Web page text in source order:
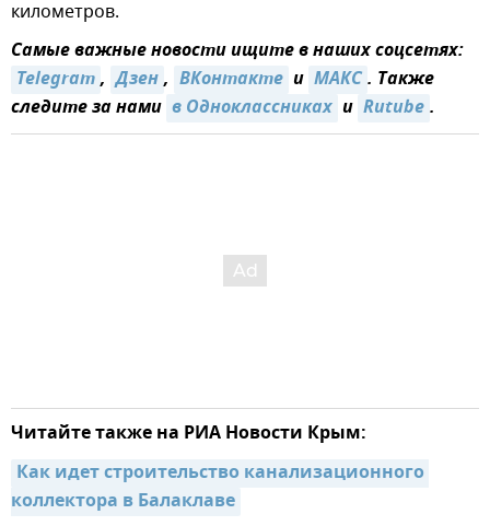
километров.
Самые важные новости ищите в наших соцсетях:
Telegram, Дзен, ВКонтакте и МАКС. Также
следите за нами в Одноклассниках и Rutube.
Читайте также на РИА Новости Крым:
Как идет строительство канализационного
коллектора в Балаклаве